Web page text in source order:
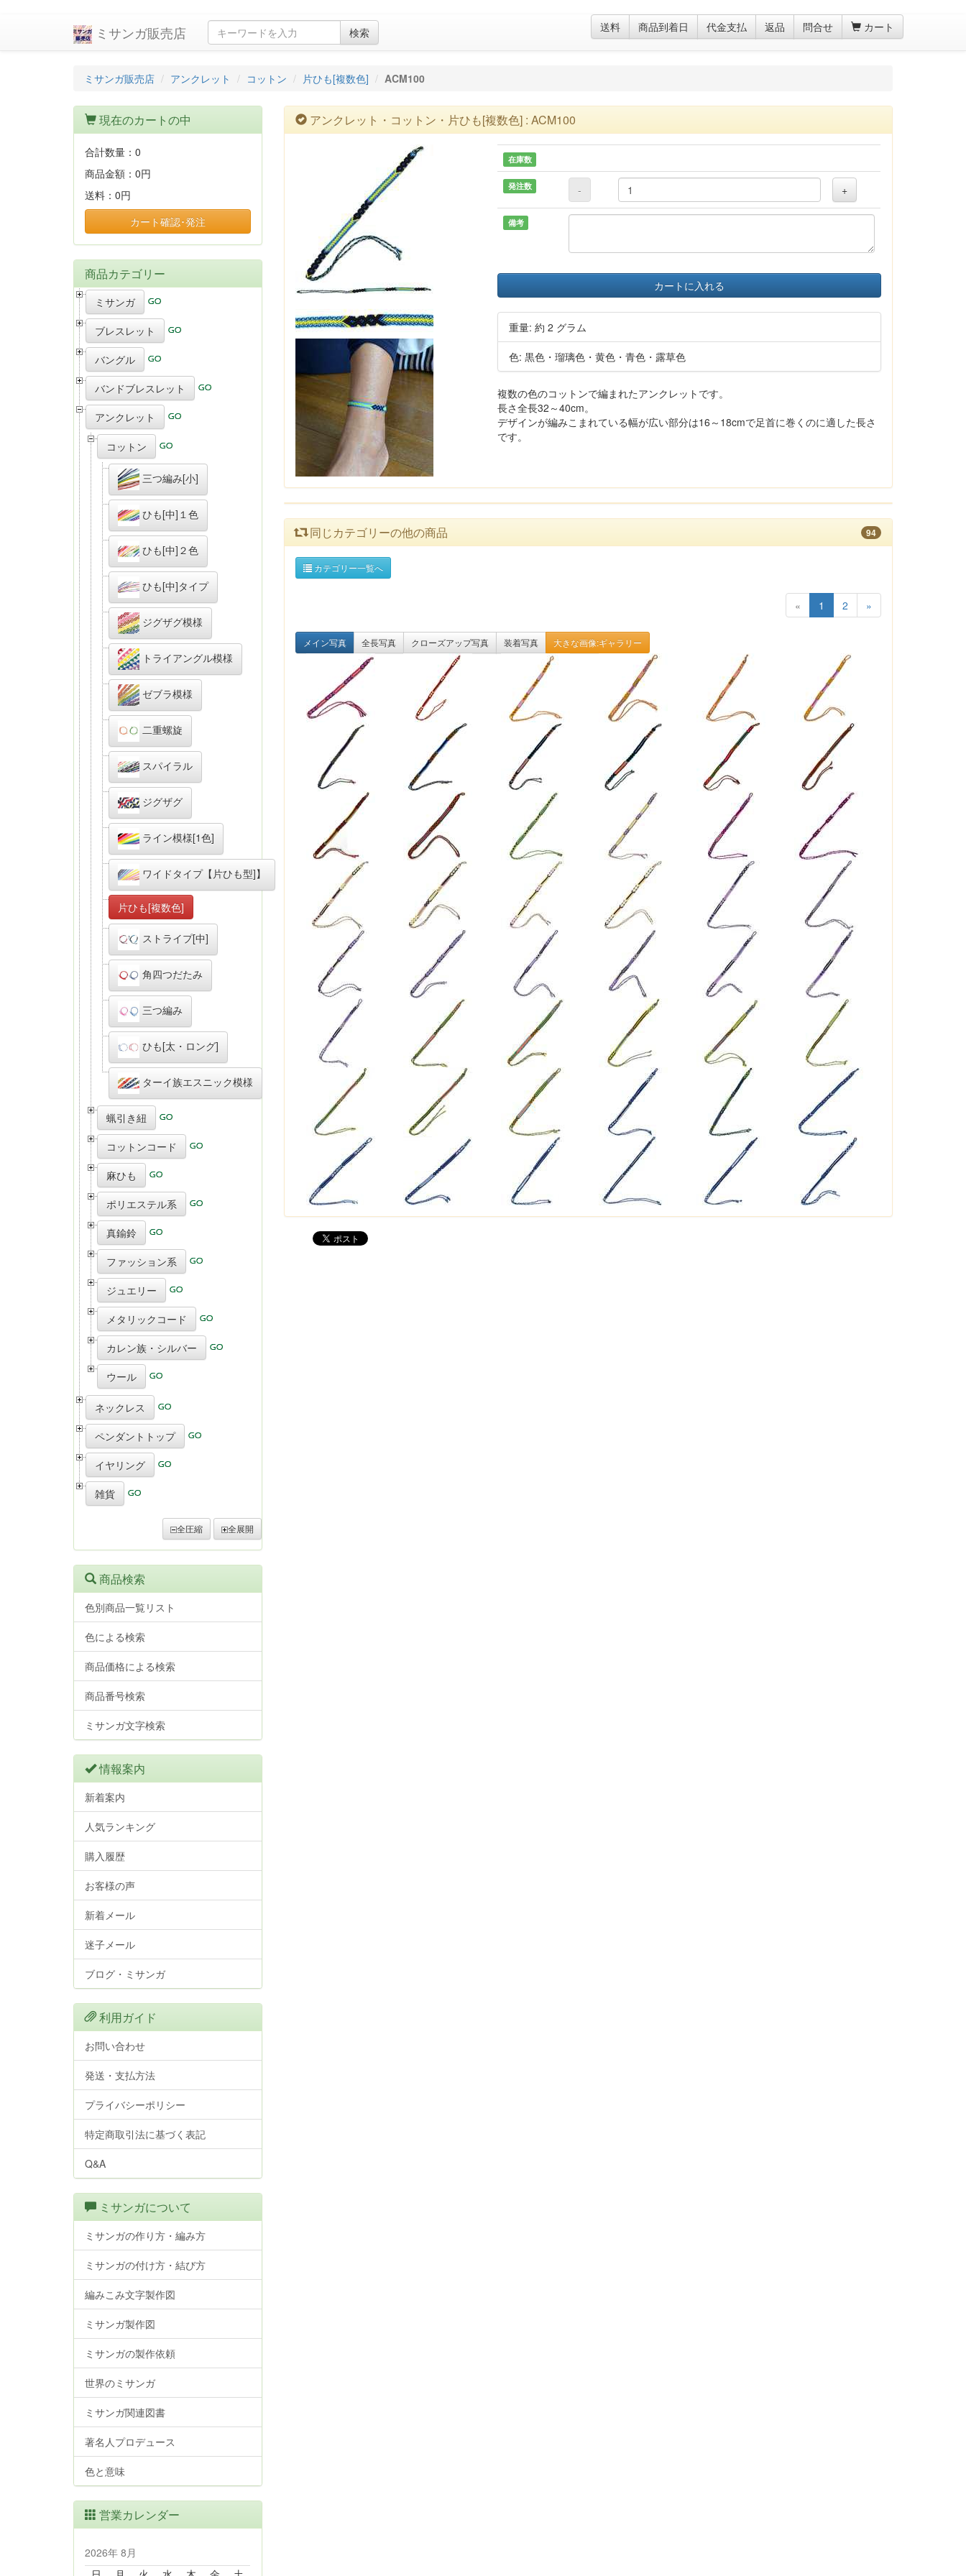
ミサンガ販売店 検索 送料 商品到着日 代金支払 返品 問合せ カート
ミサンガ販売店 アンクレット コットン 片ひも[複数色] ACM100
アンクレット・コットン・片ひも[複数色] : ACM100
在庫数
発注数 - +
備考
カートに入れる
重量: 約 2 グラム
色: 黒色・瑠璃色・黄色・青色・露草色
複数の色のコットンで編まれたアンクレットです。
長さ全長32～40cm。
デザインが編みこまれている幅が広い部分は16～18cmで足首に巻くのに適した長さ
です。
同じカテゴリーの他の商品 94
カテゴリー一覧へ
« 1 2 »
メイン写真 全長写真 クローズアップ写真 装着写真 大きな画像:ギャラリー
現在のカートの中
合計数量： 0
商品金額： 0円
送料： 0円
カート確認･発注
商品カテゴリー
ミサンガ
ブレスレット
バングル
バンドブレスレット
アンクレット
コットン
三つ編み[小]
ひも[中]１色
ひも[中]２色
ひも[中]タイプ
ジグザグ模様
トライアングル模様
ゼブラ模様
二重螺旋
スパイラル
ジグザグ
ライン模様[1色]
ワイドタイプ【片ひも型]】
片ひも[複数色]
ストライプ[中]
角四つだたみ
三つ編み
ひも[太・ロング]
ターイ族エスニック模様
蝋引き紐
コットンコード
麻ひも
ポリエステル系
真鍮鈴
ファッション系
ジュエリー
メタリックコード
カレン族・シルバー
ウール
ネックレス
ペンダントトップ
イヤリング
雑貨
全圧縮 全展開
商品検索
色別商品一覧リスト
色による検索
商品価格による検索
商品番号検索
ミサンガ文字検索
情報案内
新着案内
人気ランキング
購入履歴
お客様の声
新着メール
迷子メール
ブログ・ミサンガ
利用ガイド
お問い合わせ
発送・支払方法
プライバシーポリシー
特定商取引法に基づく表記
Q&A
ミサンガについて
ミサンガの作り方・編み方
ミサンガの付け方・結び方
編みこみ文字製作図
ミサンガ製作図
ミサンガの製作依頼
世界のミサンガ
ミサンガ関連図書
著名人プロデュース
色と意味
営業カレンダー
2026年 8月